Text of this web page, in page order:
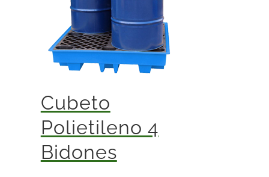
Cubeto
Polietileno 4
Bidones